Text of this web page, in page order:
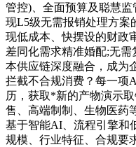
管控)、全面预算及聪慧
现L5级无需报销处理方案
现低成本、快摆设的财政
差同化需求精准婚配;无
本供应链深度融合，成为
拦截不合规消费？每一项
历，获取*新的产物演示
售、高端制制、生物医药
基于智能AI、流程引擎和
规模、行业特征、合规要